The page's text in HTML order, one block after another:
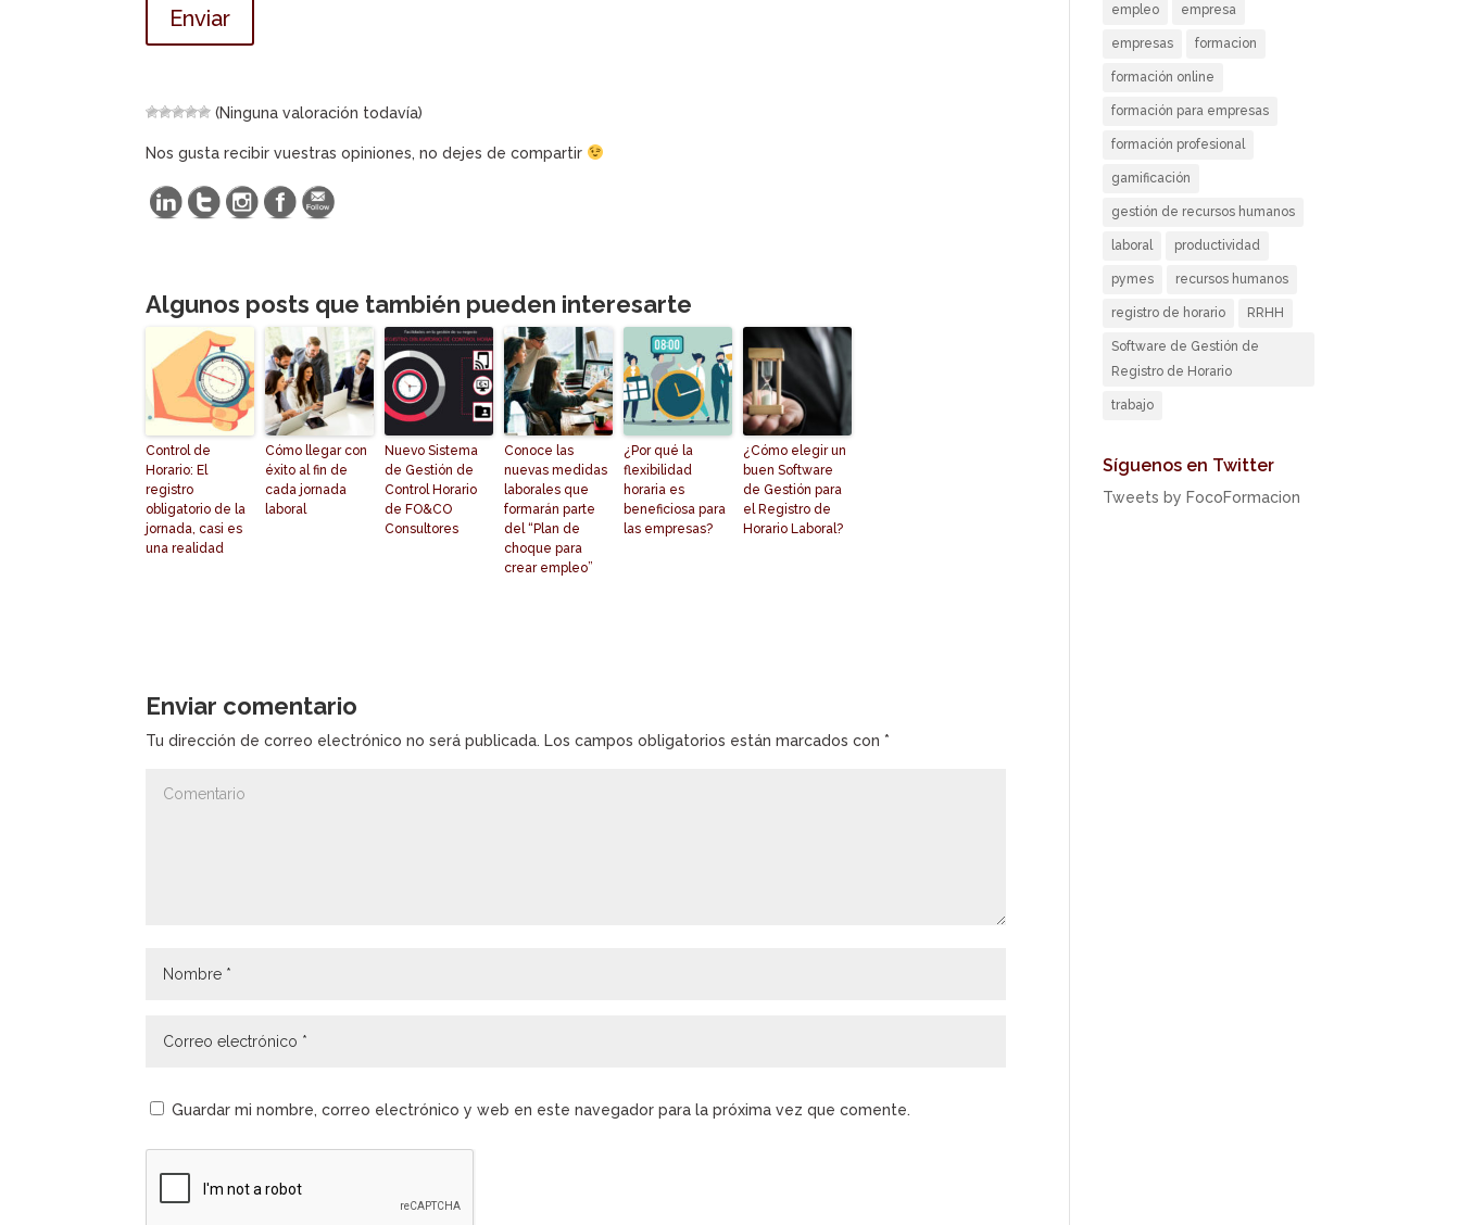
(Ninguna valoración todavía)
Nos gusta recibir vuestras opiniones, no dejes de compartir
Algunos posts que también pueden interesarte
Control de
Horario: El
registro
obligatorio de la
jornada, casi es
una realidad
Cómo llegar con
éxito al fin de
cada jornada
laboral
Nuevo Sistema
de Gestión de
Control Horario
de FO&CO
Consultores
Conoce las
nuevas medidas
laborales que
formarán parte
del “Plan de
choque para
crear empleo”
¿Por qué la
flexibilidad
horaria es
beneficiosa para
las empresas?
¿Cómo elegir un
buen Software
de Gestión para
el Registro de
Horario Laboral?
Enviar comentario
Tu dirección de correo electrónico no será publicada. Los campos obligatorios están marcados con*
Guardar mi nombre, correo electrónico y web en este navegador para la próxima vez que comente.
empleo empresa
empresas formacion
formación online
formación para empresas
formación profesional
gamificación
gestión de recursos humanos
laboral productividad
pymes recursos humanos
registro de horario RRHH
Software de Gestión de
Registro de Horario
trabajo
Síguenos en Twitter
Tweets by FocoFormacion